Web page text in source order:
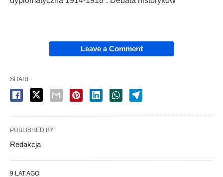
Leave a Comment
SHARE
PUBLISHED BY
Redakcja
9 LAT AGO